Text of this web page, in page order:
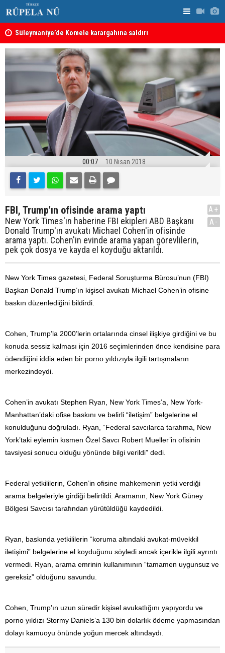
Süleymaniye’de Komele karargahına saldırı
sonuçlar
00:07 10 Nisan 2018
FBI, Trump'ın ofisinde arama yaptı
New York Times'ın haberine FBI ekipleri ABD Başkanı
Donald Trump'ın avukatı Michael Cohen'in ofisinde
arama yaptı. Cohen'in evinde arama yapan görevlilerin,
pek çok dosya ve kayda el koyduğu aktarıldı.
A+
A-
New York Times gazetesi, Federal Soruşturma Bürosu’nun (FBI)
Başkan Donald Trump’ın kişisel avukatı Michael Cohen’in ofisine
baskın düzenlediğini bildirdi.
Cohen, Trump’la 2000’lerin ortalarında cinsel ilişkiye girdiğini ve bu
konuda sessiz kalması için 2016 seçimlerinden önce kendisine para
ödendiğini iddia eden bir porno yıldızıyla ilgili tartışmaların
merkezindeydi.
Cohen’in avukatı Stephen Ryan, New York Times’a, New York-
Manhattan’daki ofise baskını ve belirli “iletişim” belgelerine el
konulduğunu doğruladı. Ryan, “Federal savcılarca tarafıma, New
York’taki eylemin kısmen Özel Savcı Robert Mueller’in ofisinin
tavsiyesi sonucu olduğu yönünde bilgi verildi” dedi.
Federal yetkililerin, Cohen’in ofisine mahkemenin yetki verdiği
arama belgeleriyle girdiği belirtildi. Aramanın, New York Güney
Bölgesi Savcısı tarafından yürütüldüğü kaydedildi.
Ryan, baskında yetkililerin “koruma altındaki avukat-müvekkil
iletişimi” belgelerine el koyduğunu söyledi ancak içerikle ilgili ayrıntı
vermedi. Ryan, arama emrinin kullanımının “tamamen uygunsuz ve
gereksiz” olduğunu savundu.
Cohen, Trump’ın uzun süredir kişisel avukatlığını yapıyordu ve
porno yıldızı Stormy Daniels’a 130 bin dolarlık ödeme yapmasından
dolayı kamuoyu önünde yoğun mercek altındaydı.